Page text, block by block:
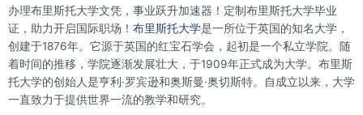
办理布里斯托大学文凭，事业跃升加速器！定制布里斯托大学毕业
证，助力开启国际职场！ 布里斯托大学是一所位于英国的知名大学，
创建于1876年。它源于英国的红宝石学会，起初是一个私立学院。随
着时间的推移，学院逐渐发展壮大，于1909年正式成为大学。布里斯
托大学的创始人是亨利·罗宾逊和奥斯曼·奥切斯特。自成立以来，大学
一直致力于提供世界一流的教学和研究。